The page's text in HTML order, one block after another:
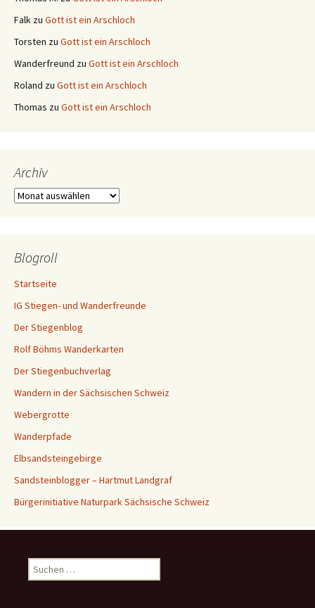
Falk zu Gott ist ein Arschloch
Torsten zu Gott ist ein Arschloch
Wanderfreund zu Gott ist ein Arschloch
Roland zu Gott ist ein Arschloch
Thomas zu Gott ist ein Arschloch
Archiv
Archiv
Blogroll
Startseite
IG Stiegen- und Wanderfreunde
Der Stiegenblog
Rolf Böhms Wanderkarten
Der Stiegenbuchverlag
Wandern in der Sächsischen Schweiz
Webergrotte
Wanderpfade
Elbsandsteingebirge
Sandsteinblogger – Hartmut Landgraf
Bürgerinitiative Naturpark Sächsische Schweiz
Suchen
nach: